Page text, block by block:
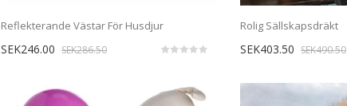
Reflekterande Västar För Husdjur
SEK246.00 SEK286.50
Rolig Sällskapsdräkt
SEK403.50 SEK490.50